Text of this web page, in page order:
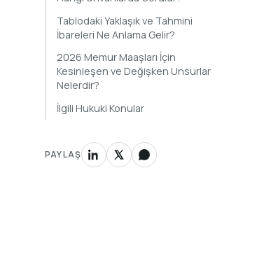
Tablodaki Yaklaşık ve Tahmini
İbareleri Ne Anlama Gelir?
2026 Memur Maaşları İçin
Kesinleşen ve Değişken Unsurlar
Nelerdir?
İlgili Hukuki Konular
PAYLAŞ